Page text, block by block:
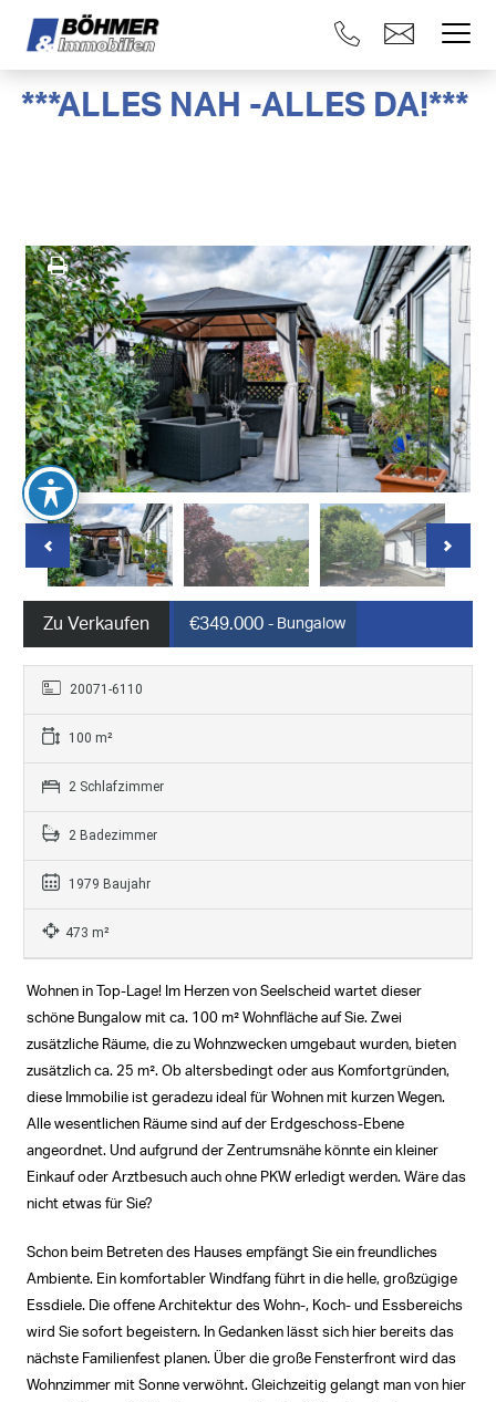
Zu Verkaufen €349.000 - Bungalow
20071-6110
100 m²
2 Schlafzimmer
2 Badezimmer
1979 Baujahr
473 m²
Wohnen in Top-Lage! Im Herzen von Seelscheid wartet dieser
schöne Bungalow mit ca. 100 m² Wohnfläche auf Sie. Zwei
zusätzliche Räume, die zu Wohnzwecken umgebaut wurden, bieten
zusätzlich ca. 25 m². Ob altersbedingt oder aus Komfortgründen,
diese Immobilie ist geradezu ideal für Wohnen mit kurzen Wegen.
Alle wesentlichen Räume sind auf der Erdgeschoss-Ebene
angeordnet. Und aufgrund der Zentrumsnähe könnte ein kleiner
Einkauf oder Arztbesuch auch ohne PKW erledigt werden. Wäre das
nicht etwas für Sie?
Schon beim Betreten des Hauses empfängt Sie ein freundliches
Ambiente. Ein komfortabler Windfang führt in die helle, großzügige
Essdiele. Die offene Architektur des Wohn-, Koch- und Essbereichs
wird Sie sofort begeistern. In Gedanken lässt sich hier bereits das
nächste Familienfest planen. Über die große Fensterfront wird das
Wohnzimmer mit Sonne verwöhnt. Gleichzeitig gelangt man von hier